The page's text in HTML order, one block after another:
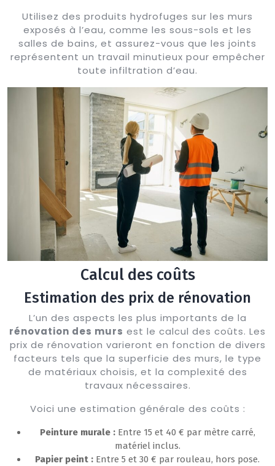
Utilisez des produits hydrofuges sur les murs
exposés à l’eau, comme les sous-sols et les
salles de bains, et assurez-vous que les joints
représentent un travail minutieux pour empêcher
toute infiltration d’eau.
Calcul des coûts
Estimation des prix de rénovation
L’un des aspects les plus importants de la
rénovation des murs est le calcul des coûts. Les
prix de rénovation varieront en fonction de divers
facteurs tels que la superficie des murs, le type
de matériaux choisis, et la complexité des
travaux nécessaires.
Voici une estimation générale des coûts :
Peinture murale :Entre 15 et 40 € par mètre carré,
matériel inclus.
Papier peint : Entre 5 et 30 € par rouleau, hors pose.